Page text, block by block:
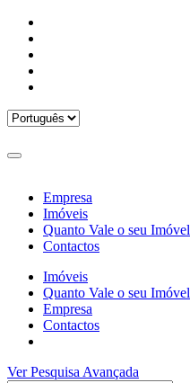
Empresa
Imóveis
Quanto Vale o seu Imóvel
Contactos
Imóveis
Quanto Vale o seu Imóvel
Empresa
Contactos
Ver Pesquisa Avançada